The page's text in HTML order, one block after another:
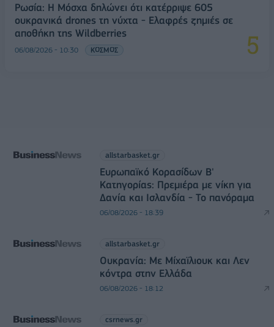
Ρωσία: Η Μόσχα δηλώνει ότι κατέρριψε 605
ουκρανικά drones τη νύχτα - Ελαφρές ζημιές σε
αποθήκη της Wildberries
06/08/2026 - 10:30 ΚΟΣΜΟΣ
allstarbasket.gr
Ευρωπαϊκό Κορασίδων Β'
Κατηγορίας: Πρεμιέρα με νίκη για
Δανία και Ισλανδία - Το πανόραμα
06/08/2026 - 18:39
allstarbasket.gr
Ουκρανία: Με Μίχαϊλιουκ και Λεν
κόντρα στην Ελλάδα
06/08/2026 - 18:12
csrnews.gr